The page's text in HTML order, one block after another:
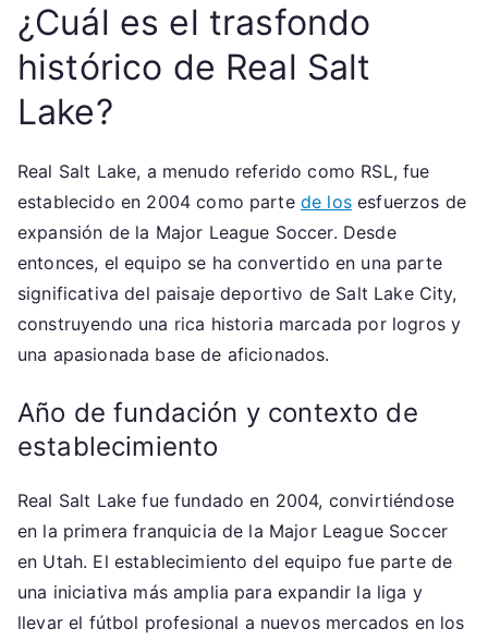
¿Cuál es el trasfondo
histórico de Real Salt
Lake?
Real Salt Lake, a menudo referido como RSL, fue
establecido en 2004 como parte de losesfuerzos de
expansión de la Major League Soccer. Desde
entonces, el equipo se ha convertido en una parte
significativa del paisaje deportivo de Salt Lake City,
construyendo una rica historia marcada por logros y
una apasionada base de aficionados.
Año de fundación y contexto de
establecimiento
Real Salt Lake fue fundado en 2004, convirtiéndose
en la primera franquicia de la Major League Soccer
en Utah. El establecimiento del equipo fue parte de
una iniciativa más amplia para expandir la liga y
llevar el fútbol profesional a nuevos mercados en los